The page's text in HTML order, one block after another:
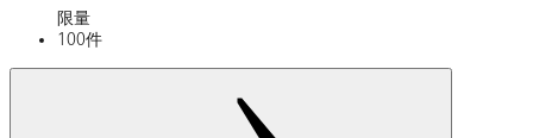
限量
100件